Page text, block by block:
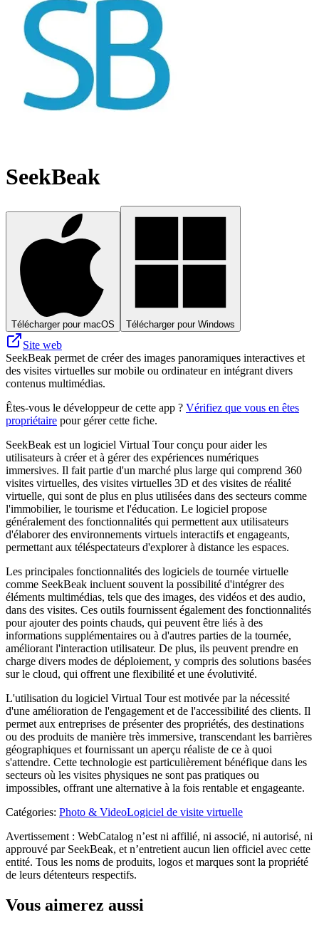
SeekBeak
Télécharger pour macOS Télécharger pour Windows
Site web
SeekBeak permet de créer des images panoramiques interactives et
des visites virtuelles sur mobile ou ordinateur en intégrant divers
contenus multimédias.
Êtes-vous le développeur de cette app ? Vérifiez que vous en êtes
propriétaire pour gérer cette fiche.
SeekBeak est un logiciel Virtual Tour conçu pour aider les
utilisateurs à créer et à gérer des expériences numériques
immersives. Il fait partie d'un marché plus large qui comprend 360
visites virtuelles, des visites virtuelles 3D et des visites de réalité
virtuelle, qui sont de plus en plus utilisées dans des secteurs comme
l'immobilier, le tourisme et l'éducation. Le logiciel propose
généralement des fonctionnalités qui permettent aux utilisateurs
d'élaborer des environnements virtuels interactifs et engageants,
permettant aux téléspectateurs d'explorer à distance les espaces.
Les principales fonctionnalités des logiciels de tournée virtuelle
comme SeekBeak incluent souvent la possibilité d'intégrer des
éléments multimédias, tels que des images, des vidéos et des audio,
dans des visites. Ces outils fournissent également des fonctionnalités
pour ajouter des points chauds, qui peuvent être liés à des
informations supplémentaires ou à d'autres parties de la tournée,
améliorant l'interaction utilisateur. De plus, ils peuvent prendre en
charge divers modes de déploiement, y compris des solutions basées
sur le cloud, qui offrent une flexibilité et une évolutivité.
L'utilisation du logiciel Virtual Tour est motivée par la nécessité
d'une amélioration de l'engagement et de l'accessibilité des clients. Il
permet aux entreprises de présenter des propriétés, des destinations
ou des produits de manière très immersive, transcendant les barrières
géographiques et fournissant un aperçu réaliste de ce à quoi
s'attendre. Cette technologie est particulièrement bénéfique dans les
secteurs où les visites physiques ne sont pas pratiques ou
impossibles, offrant une alternative à la fois rentable et engageante.
Catégories: Photo & VideoLogiciel de visite virtuelle
Avertissement : WebCatalog n’est ni affilié, ni associé, ni autorisé, ni
approuvé par SeekBeak, et n’entretient aucun lien officiel avec cette
entité. Tous les noms de produits, logos et marques sont la propriété
de leurs détenteurs respectifs.
Vous aimerez aussi